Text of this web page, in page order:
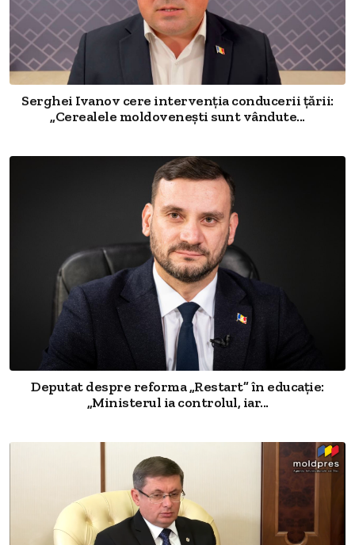
Serghei Ivanov cere intervenția conducerii țării:
„Cerealele moldovenești sunt vândute...
Deputat despre reforma „Restart” în educație:
„Ministerul ia controlul, iar...